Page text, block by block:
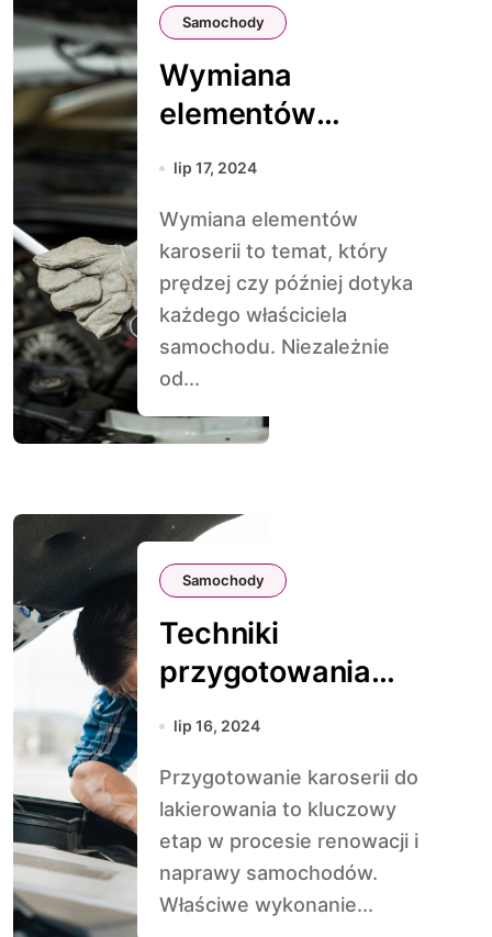
Samochody
Wymiana
elementów
karoserii: Kiedy
lip 17, 2024
Wymiana elementów
karoserii to temat, który
prędzej czy później dotyka
każdego właściciela
samochodu. Niezależnie
od...
Samochody
Techniki
przygotowania
karoserii do
lip 16, 2024
Przygotowanie karoserii do
lakierowania to kluczowy
etap w procesie renowacji i
naprawy samochodów.
Właściwe wykonanie...